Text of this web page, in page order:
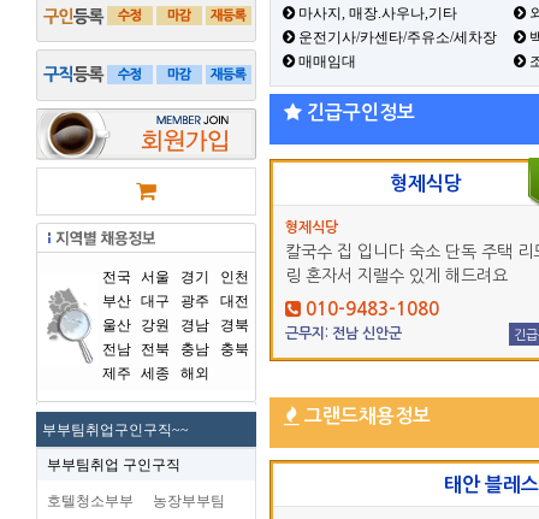
전국 서울 경기
인천
부산 대구 광주
대전
울산
강원 경남
경북
전남
전북 충남
충북
제주
세종 해외
부부팀취업구인구직~~
부부팀취업 구인구직
호텔청소부부 농장부부팀
마사지, 매장.사우나,기타
운전기사/카센타/주유소/세차장
매매임대
긴급구인정보
형제식당
형제식당
칼국수 집 입니다 숙소 단독 주택 리
링 혼자서 지랠수 있게 해드려요
010-9483-1080
근무지: 전남 신안군 긴
그랜드채용정보
태안 블레